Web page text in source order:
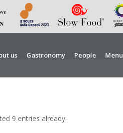
us Gastronomy People Menu
9 entries already.